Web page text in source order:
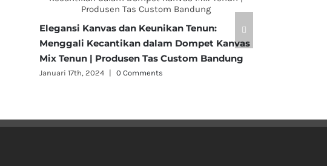
Elegansi Kanvas dan Keunikan Tenun:
Menggali Kecantikan dalam Dompet Kanvas
Mix Tenun | Produsen Tas Custom Bandung
Januari 17th, 2024 | 0 Comments